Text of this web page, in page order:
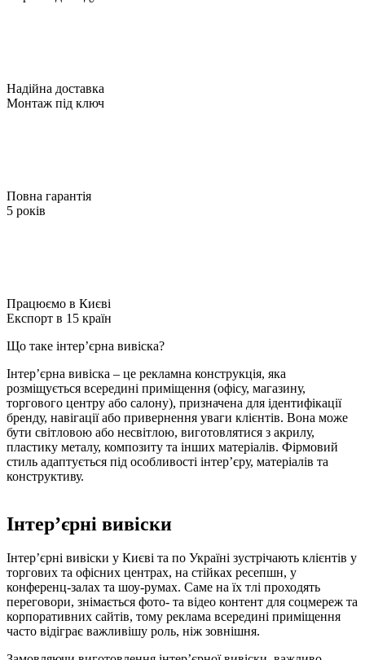
Надійна доставка
Монтаж під ключ
Повна гарантія
5 років
Працюємо в Києві
Експорт в 15 країн
Що таке інтер’єрна вивіска?
Інтер’єрна вивіска – це рекламна конструкція, яка
розміщується всередині приміщення (офісу, магазину,
торгового центру або салону), призначена для ідентифікації
бренду, навігації або привернення уваги клієнтів. Вона може
бути світловою або несвітлою, виготовлятися з акрилу,
пластику металу, композиту та інших матеріалів. Фірмовий
стиль адаптується під особливості інтер’єру, матеріалів та
конструктиву.
Інтер’єрні вивіски
Інтер’єрні вивіски у Києві та по Україні зустрічають клієнтів у
торгових та офісних центрах, на стійках ресепшн, у
конференц-залах та шоу-румах. Саме на їх тлі проходять
переговори, знімається фото- та відео контент для соцмереж та
корпоративних сайтів, тому реклама всередині приміщення
часто відіграє важливішу роль, ніж зовнішня.